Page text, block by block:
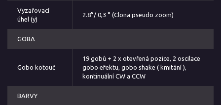
Vyzařovací
úhel (y)
2.8°/ 0,3 ° (Clona pseudo zoom)
GOBA
Gobo kotouč
19 gobů + 2 x otevřená pozice, 2 oscilace
gobo efektu, gobo shake ( kmitání ),
kontinuální CW a CCW
BARVY